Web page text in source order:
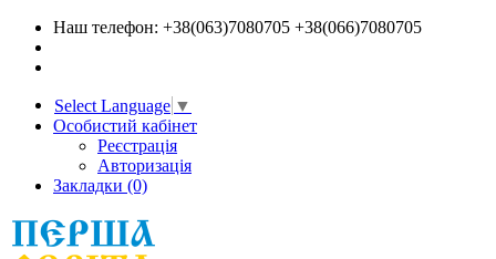
Наш телефон: +38(063)7080705 +38(066)7080705
Select Language ▼
Особистий кабінет
Реєстрація
Авторизація
Закладки (0)